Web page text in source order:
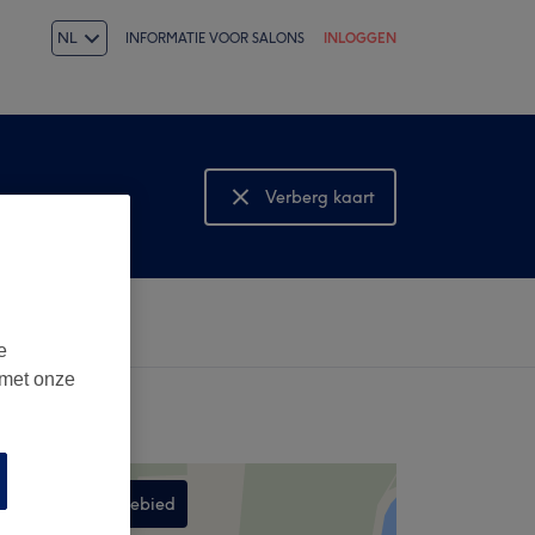
NL INFORMATIE VOOR SALONS INLOGGEN
Verberg kaart
Bekijk kaart
Zoek in dit gebied
onze